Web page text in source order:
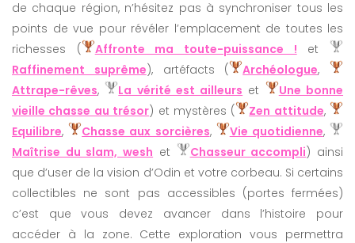
de chaque région, n’hésitez pas à synchroniser tous les
points de vue pour révéler l’emplacement de toutes les
richesses (
Affronte ma toute-puissance ! et
Raffinement suprême), artéfacts ( Archéologue,
Attrape-rêves, La vérité est ailleurs et
Une bonne
vieille chasse au trésor) et mystères ( Zen attitude,
Equilibre, Chasse aux sorcières, Vie quotidienne,
Maîtrise du slam, wesh et Chasseur accompli) ainsi
que d’user de la vision d’Odin et votre corbeau. Si certains
collectibles ne sont pas accessibles (portes fermées)
c’est que vous devez avancer dans l’histoire pour
accéder à la zone. Cette exploration vous permettra